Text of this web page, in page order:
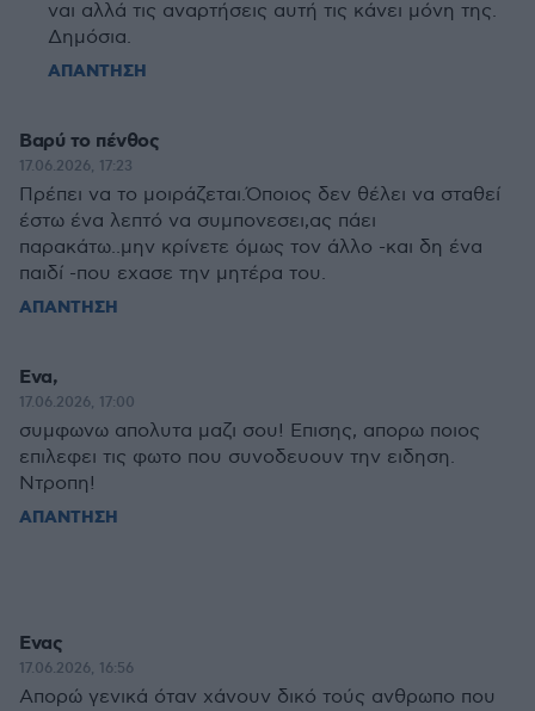
ναι αλλά τις αναρτήσεις αυτή τις κάνει μόνη της.
Δημόσια.
ΑΠΑΝΤΗΣΗ
Βαρύ το πένθος
17.06.2026, 17:23
Πρέπει να το μοιράζεται.Όποιος δεν θέλει να σταθεί
έστω ένα λεπτό να συμπονεσει,ας πάει
παρακάτω..μην κρίνετε όμως τον άλλο -και δη ένα
παιδί -που εχασε την μητέρα του.
ΑΠΑΝΤΗΣΗ
Ενα,
17.06.2026, 17:00
συμφωνω απολυτα μαζι σου! Επισης, απορω ποιος
επιλεφει τις φωτο που συνοδευουν την ειδηση.
Ντροπη!
ΑΠΑΝΤΗΣΗ
Ενας
17.06.2026, 16:56
Απορώ γενικά όταν χάνουν δικό τούς ανθρωπο που